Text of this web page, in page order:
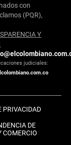
con
(PQR),
Y
judiciales:
PRIVACIDAD
DE
COMERCIO